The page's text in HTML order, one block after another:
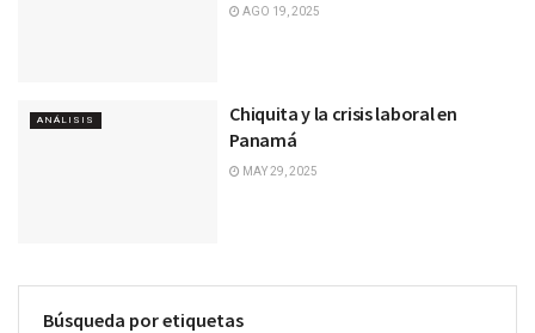
AGO 19, 2025
ANÁLISIS
Chiquita y la crisis laboral en
Panamá
MAY 29, 2025
Búsqueda por etiquetas